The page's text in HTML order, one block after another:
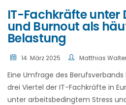
IT-Fachkräfte unter
und Burnout als
Belastung
14. März 2025 Matthias Walter
Eine Umfrage des
drei Viertel der IT-Fachkräfte in
unter arbeitsbedingtem Stress